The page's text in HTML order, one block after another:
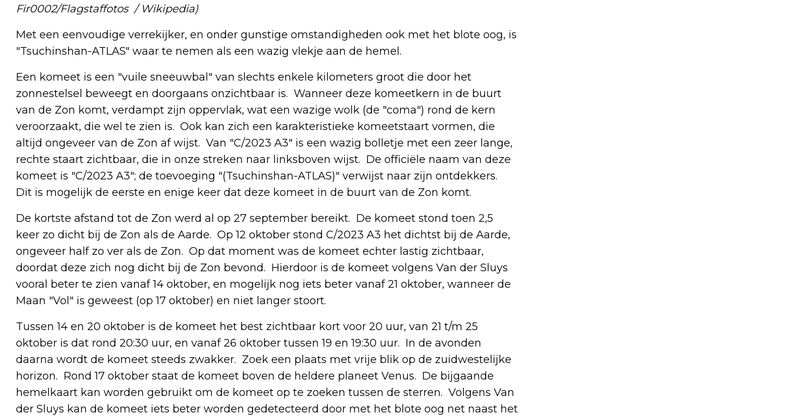
Fir0002/Flagstaffotos / Wikipedia)
Met een eenvoudige verrekijker, en onder gunstige omstandigheden ook met het blote oog, is
"Tsuchinshan-ATLAS" waar te nemen als een wazig vlekje aan de hemel.
Een komeet is een "vuile sneeuwbal" van slechts enkele kilometers groot die door het
zonnestelsel beweegt en doorgaans onzichtbaar is. Wanneer deze komeetkern in de buurt
van de Zon komt, verdampt zijn oppervlak, wat een wazige wolk (de "coma") rond de kern
veroorzaakt, die wel te zien is. Ook kan zich een karakteristieke komeetstaart vormen, die
altijd ongeveer van de Zon af wijst. Van "C/2023 A3" is een wazig bolletje met een zeer lange,
rechte staart zichtbaar, die in onze streken naar linksboven wijst. De officiële naam van deze
komeet is "C/2023 A3"; de toevoeging "(Tsuchinshan-ATLAS)" verwijst naar zijn ontdekkers.
Dit is mogelijk de eerste en enige keer dat deze komeet in de buurt van de Zon komt.
De kortste afstand tot de Zon werd al op 27 september bereikt. De komeet stond toen 2,5
keer zo dicht bij de Zon als de Aarde. Op 12 oktober stond C/2023 A3 het dichtst bij de Aarde,
ongeveer half zo ver als de Zon. Op dat moment was de komeet echter lastig zichtbaar,
doordat deze zich nog dicht bij de Zon bevond. Hierdoor is de komeet volgens Van der Sluys
vooral beter te zien vanaf 14 oktober, en mogelijk nog iets beter vanaf 21 oktober, wanneer de
Maan "Vol" is geweest (op 17 oktober) en niet langer stoort.
Tussen 14 en 20 oktober is de komeet het best zichtbaar kort voor 20 uur, van 21 t/m 25
oktober is dat rond 20:30 uur, en vanaf 26 oktober tussen 19 en 19:30 uur. In de avonden
daarna wordt de komeet steeds zwakker. Zoek een plaats met vrije blik op de zuidwestelijke
horizon. Rond 17 oktober staat de komeet boven de heldere planeet Venus. De bijgaande
hemelkaart kan worden gebruikt om de komeet op te zoeken tussen de sterren. Volgens Van
der Sluys kan de komeet iets beter worden gedetecteerd door met het blote oog net naast het